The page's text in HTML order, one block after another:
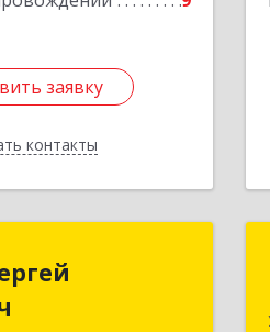
заявку
контакты
заявку
Назад
Сергей
Николаевич